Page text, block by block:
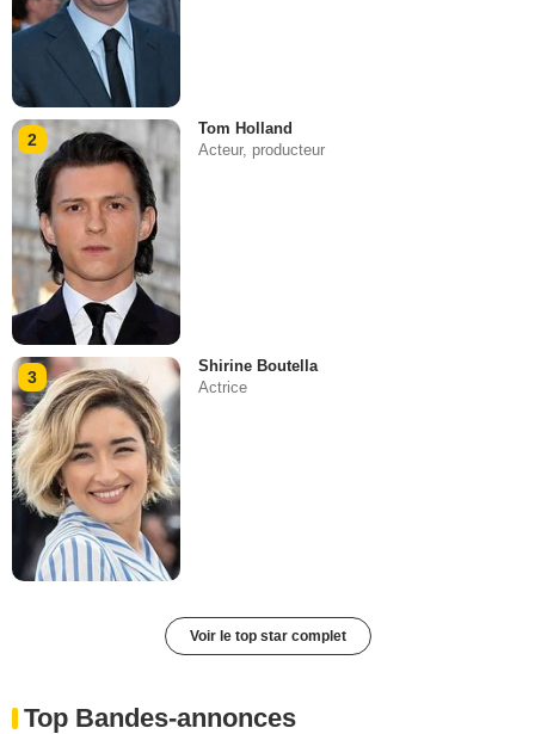
2
Tom Holland
Acteur, producteur
3
Shirine Boutella
Actrice
Voir le top star complet
Top Bandes-annonces